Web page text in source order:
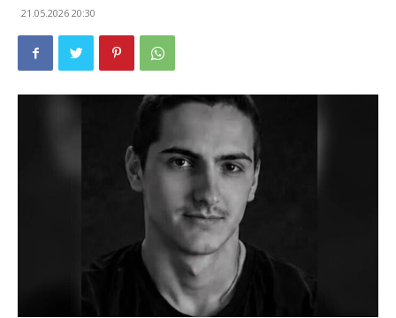
21.05.2026 20:30